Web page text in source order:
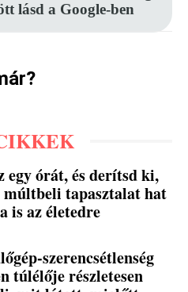
lásd a Google-ben
egy órát, és derítsd ki,
tapasztalat hat
is az életedre
szerencsétlenség
túlélője részletesen